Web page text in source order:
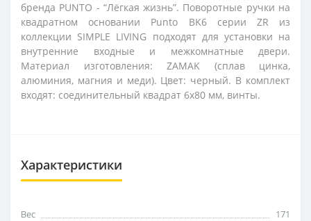
бренда PUNTO - “Лёгкая жизнь”. Поворотные ручки на
квадратном основании Punto BK6 серии ZR из
коллекции SIMPLE LIVING подходят для установки на
внутренние входные и межкомнатные двери.
Материал изготовления: ZAMAK (сплав цинка,
алюминия, магния и меди). Цвет: черный. В комплект
входят: соединительный квадрат 6x80 мм, винты.
Характеристики
Вес
171